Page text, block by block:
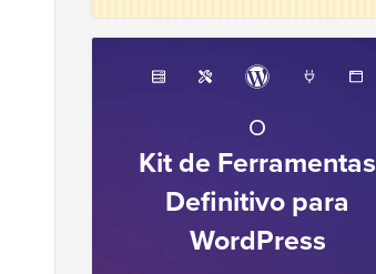
O
Kit de Ferramentas
Definitivo para
WordPress